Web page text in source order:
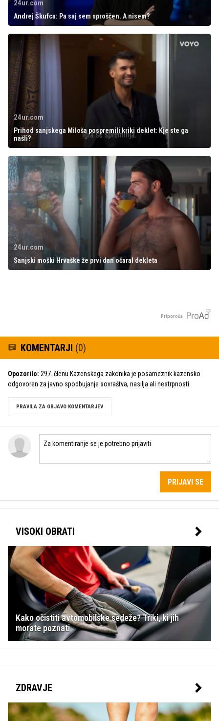
24ur.com
Andrej Škufca: Pa saj sem sproščen. A nisem?
24ur.com
Prihod sanjskega Miloša pospremili kriki deklet: Kje ste ga
našli?
24ur.com
Sanjski moški Hrvaške že prvi dan očaral dekleta
Priporoča
KOMENTARJI (0)
Opozorilo: 297. členu Kazenskega zakonika je posameznik kazensko
odgovoren za javno spodbujanje sovraštva, nasilja ali nestrpnosti.
PRAVILA ZA OBJAVO KOMENTARJEV
PRIJAVI SE
VISOKI OBRATI
Kako očistiti avtomobilske sedeže? Triki, ki jih
morate poznati
ZDRAVJE